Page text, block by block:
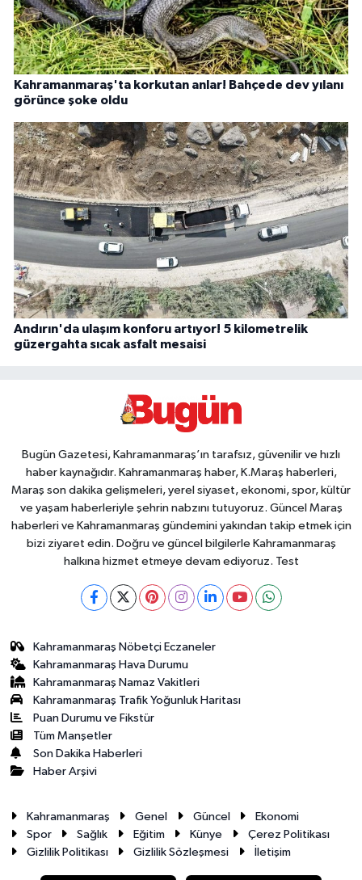
Kahramanmaraş'ta korkutan anlar! Bahçede dev yılanı
görünce şoke oldu
Andırın'da ulaşım konforu artıyor! 5 kilometrelik
güzergahta sıcak asfalt mesaisi
Bugün Gazetesi, Kahramanmaraş’ın tarafsız, güvenilir ve hızlı
haber kaynağıdır. Kahramanmaraş haber, K.Maraş haberleri,
Maraş son dakika gelişmeleri, yerel siyaset, ekonomi, spor, kültür
ve yaşam haberleriyle şehrin nabzını tutuyoruz. Güncel Maraş
haberleri ve Kahramanmaraş gündemini yakından takip etmek için
bizi ziyaret edin. Doğru ve güncel bilgilerle Kahramanmaraş
halkına hizmet etmeye devam ediyoruz. Test
Kahramanmaraş Nöbetçi Eczaneler
Kahramanmaraş Hava Durumu
Kahramanmaraş Namaz Vakitleri
Kahramanmaraş Trafik Yoğunluk Haritası
Puan Durumu ve Fikstür
Tüm Manşetler
Son Dakika Haberleri
Haber Arşivi
Kahramanmaraş Genel Güncel
Ekonomi
Spor
Sağlık Eğitim Künye
Çerez Politikası
Gizlilik Politikası
Gizlilik Sözleşmesi İletişim